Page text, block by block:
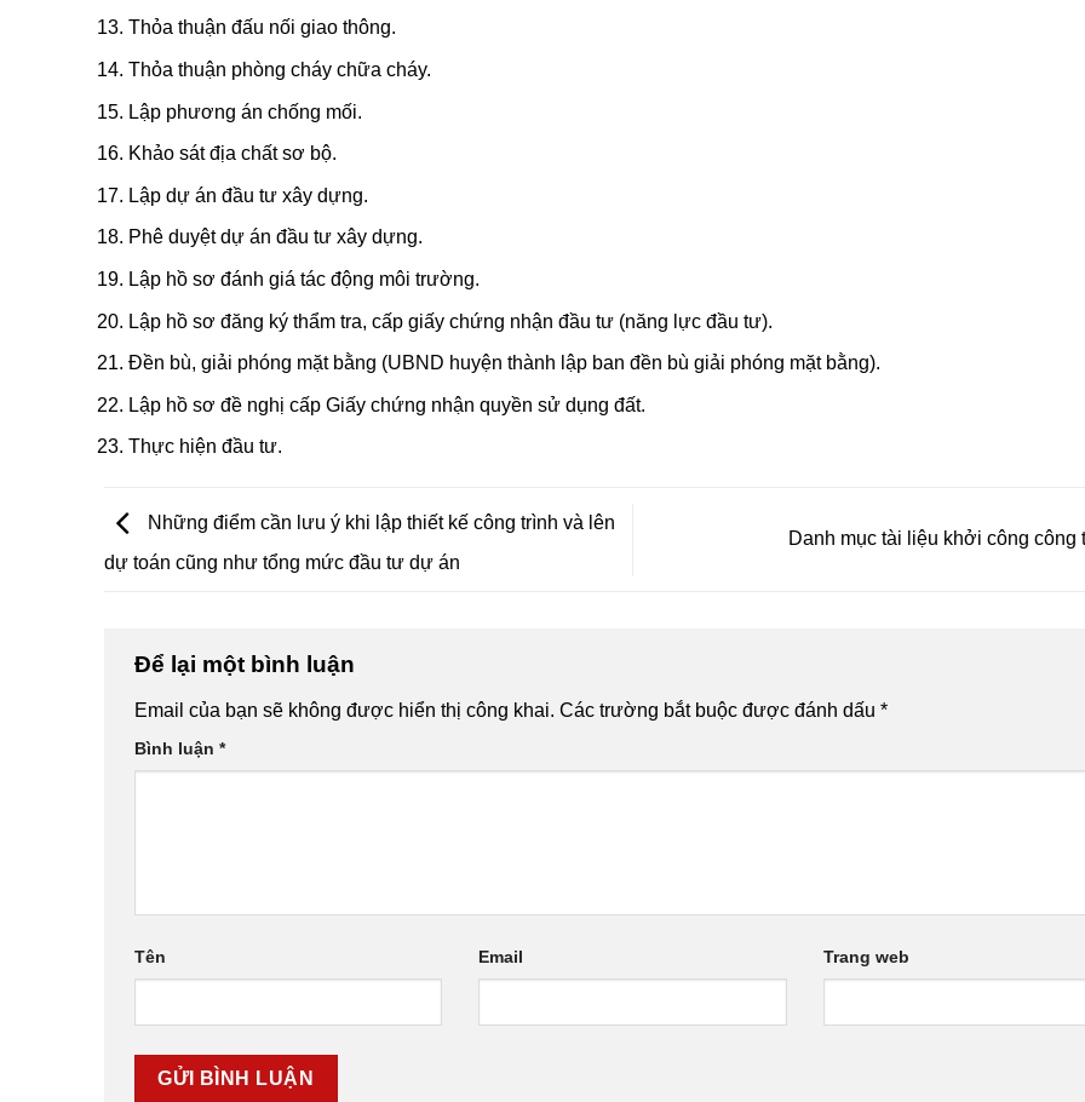
Thỏa thuận đấu nối giao thông.
Thỏa thuận phòng cháy chữa cháy.
Lập phương án chống mối.
Khảo sát địa chất sơ bộ.
Lập dự án đầu tư xây dựng.
Phê duyệt dự án đầu tư xây dựng.
Lập hồ sơ đánh giá tác động môi trường.
Lập hồ sơ đăng ký thẩm tra, cấp giấy chứng nhận đầu tư (năng lực đầu tư).
Đền bù, giải phóng mặt bằng (UBND huyện thành lập ban đền bù giải phóng mặt bằng).
Lập hồ sơ đề nghị cấp Giấy chứng nhận quyền sử dụng đất.
Thực hiện đầu tư.
Những điểm cần lưu ý khi lập thiết kế công trình và lên
dự toán cũng như tổng mức đầu tư dự án
Danh mục tài liệu khởi công công
Để lại một bình luận
Email của bạn sẽ không được hiển thị công khai. Các trường bắt buộc được đánh dấu *
Bình luận *
Tên Email Trang web